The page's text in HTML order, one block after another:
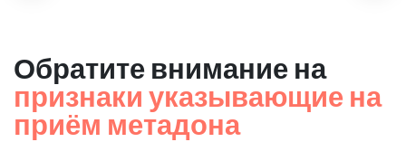
Обратите внимание на
признаки указывающие на
приём метадона